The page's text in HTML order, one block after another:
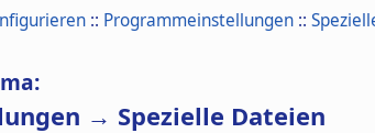
:: Programmeinstellungen ::
→ Spezielle Dateien